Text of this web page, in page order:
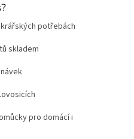
potřebách
skladem
pro domácí i